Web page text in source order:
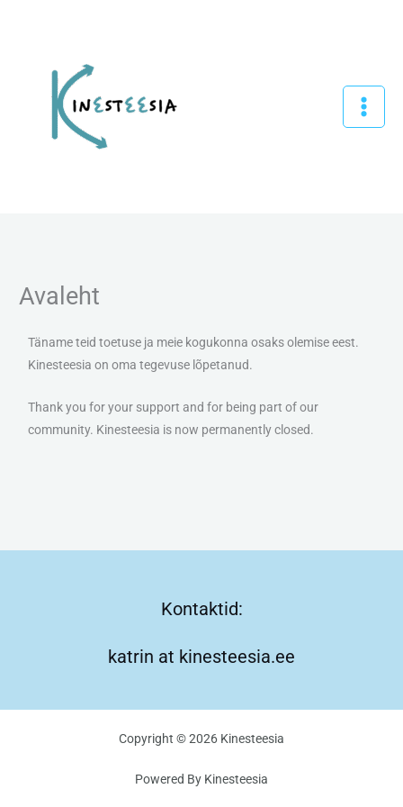
Avaleht
Täname teid toetuse ja meie kogukonna osaks olemise eest.
Kinesteesia on oma tegevuse lõpetanud.
Thank you for your support and for being part of our
community. Kinesteesia is now permanently closed.
Kontaktid:
katrin at kinesteesia.ee
Copyright © 2026 Kinesteesia
Powered By Kinesteesia